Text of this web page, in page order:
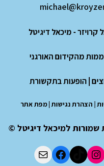
קרויזר - מיכאל דיגיטל
מהקידום האורגני
הופעות בתקשורת
| הצהרת נגישות|מפת אתר
שמורות למיכאל דיגיטל ©